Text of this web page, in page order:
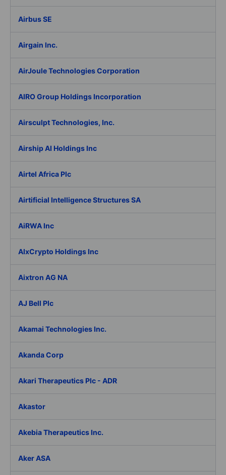
Airbus SE
Airgain Inc.
AirJoule Technologies Corporation
AIRO Group Holdings Incorporation
Airsculpt Technologies, Inc.
Airship AI Holdings Inc
Airtel Africa Plc
Airtificial Intelligence Structures SA
AiRWA Inc
AIxCrypto Holdings Inc
Aixtron AG NA
AJ Bell Plc
Akamai Technologies Inc.
Akanda Corp
Akari Therapeutics Plc - ADR
Akastor
Akebia Therapeutics Inc.
Aker ASA